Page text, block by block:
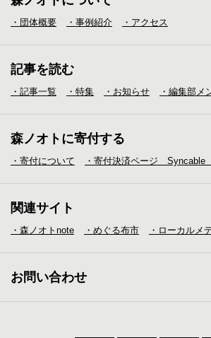
・団体概要 ・事例紹介 ・アクセス
記事を読む
・記事一覧 ・特集 ・お知らせ ・編集部メ
森ノオトに寄付する
・寄付について ・寄付決済ページ Syncable
関連サイト
・森ノオトnote ・めぐる布市 ・ローカルメ
お問い合わせ